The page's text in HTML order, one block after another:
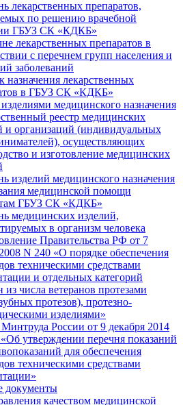
лекарственных препаратов,
по решению врачебной
ГБУЗ СК «КДКБ»
лекарственных препаратов в
с перечнем групп населения и
заболеваний
назначения лекарственных
в ГБУЗ СК «КДКБ»
медицинского назначения
реестр медицинских
и организаций (индивидуальных
осуществляющих
и изготовление медицинских
изделий медицинского назначения
медицинской помощи
ГБУЗ СК «КДКБ»
медицинских изделий,
в организм человека
Правительства РФ от 7
N 240 «О порядке обеспечения
техническими средствами
и отдельных категорий
из числа ветеранов протезами
протезов), протезно-
изделиями»
России от 9 декабря 2014
утверждении перечня показаний
для обеспечения
техническими средствами
документы
качеством медицинской